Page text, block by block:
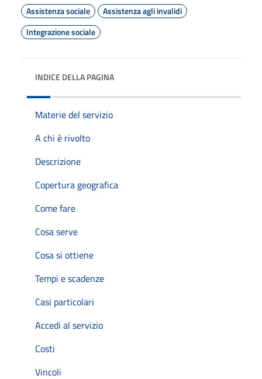
Assistenza sociale
Assistenza agli invalidi
Integrazione sociale
INDICE DELLA PAGINA
Materie del servizio
A chi è rivolto
Descrizione
Copertura geografica
Come fare
Cosa serve
Cosa si ottiene
Tempi e scadenze
Casi particolari
Accedi al servizio
Costi
Vincoli